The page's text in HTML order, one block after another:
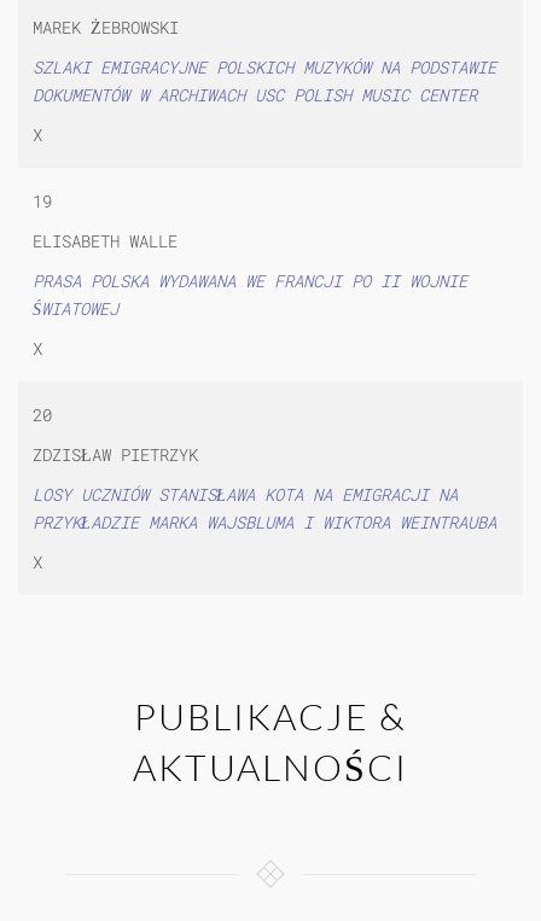
MAREK ŻEBROWSKI
SZLAKI EMIGRACYJNE POLSKICH MUZYKÓW NA PODSTAWIE
DOKUMENTÓW W ARCHIWACH USC POLISH MUSIC CENTER
X
19
ELISABETH WALLE
PRASA POLSKA WYDAWANA WE FRANCJI PO II WOJNIE
ŚWIATOWEJ
X
20
ZDZISŁAW PIETRZYK
LOSY UCZNIÓW STANISŁAWA KOTA NA EMIGRACJI NA
PRZYKŁADZIE MARKA WAJSBLUMA I WIKTORA WEINTRAUBA
X
PUBLIKACJE &
AKTUALNOŚCI